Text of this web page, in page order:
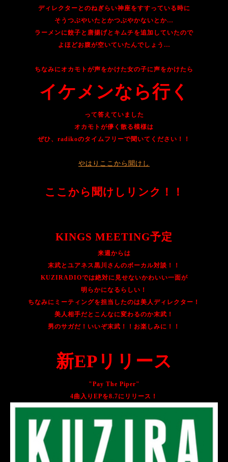
ディレクターとのねぎらい神座をすすっている時に
そうつぶやいたとかつぶやかないとか…
ラーメンに餃子と唐揚げとキムチを追加していたので
よほどお腹が空いていたんでしょう…
ちなみにオカモトが声をかけた女の子に声をかけたら
イケメンなら行く
って答えていました
オカモトが儚く散る模様は
ぜひ、 radikoのタイムフリーで聞いてください！！
やはりここから聞けし
ここから聞けしリンク！！
KINGS MEETING予定
来週からは
末武とユアネス黒川さんのボーカル対談！！
KUZIRADIOでは絶対に見せないかわいい一面が
明らかになるらしい！
ちなみにミーティングを担当したのは美人ディレクター！
美人相手だとこんなに変わるのか末武！
男のサガだ！いいぞ末武！！お楽しみに！！
新EPリリース
"Pay The Piper"
4曲入りEPを8.7にリリース！